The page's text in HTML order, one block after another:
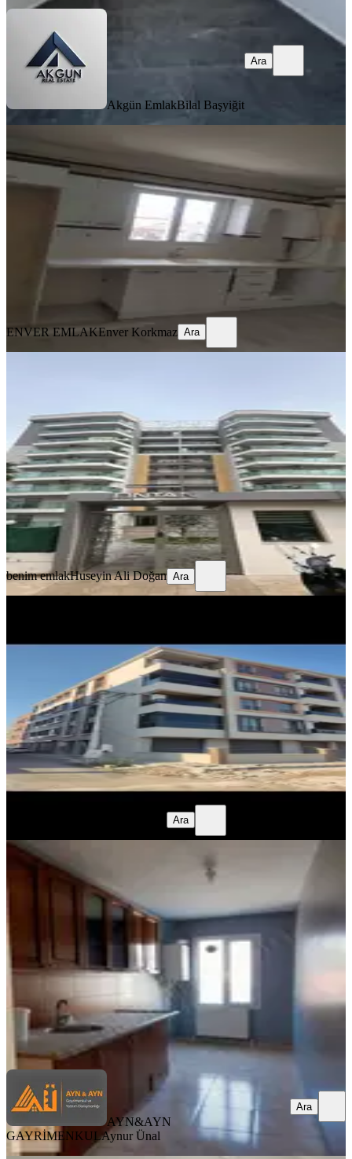
Akgün EmlakBilal Başyiğit
Ara
Kiralık Doğalgazlı Daire
Akhisar, Ulu Camii Mahallesi
125 m² 3. Kat·05.08.2026
20.000 ₺
Enver Korkmaz
ENVER EMLAKEnver Korkmaz Ara
Akhisar, Hürriyet Mahallesi
4+1·165 m²·3. Kat·05.08.2026
40.000 ₺
benim emlak Huseyin Ali Doğan
Ara
benim emlakHuseyin Ali Doğan Ara
Akhisar, Seyit Ahmet Mahallesi
2+1·100 m²·1. Kat·05.08.2026
18.000 ₺ 20.000 ₺
benim emlakHuseyin Ali Doğan
Ara
Ara
BALKONLU
Akhisar, Paşa Mahallesi
2+1· 80 m²·1. Kat·06.08.2026
17.000 ₺
AYN&AYN GAYRİMENKULAynur Ünal
Ara
AYN&AYN
GAYRİMENKULAynur Ünal
Ara